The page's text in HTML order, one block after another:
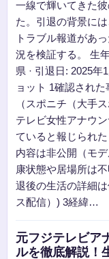
一線で輝いてきた
た。引退の背景に
トラブル報道があ
況を検証する。 生
県 · 引退日: 2025年
ョット 1確認され
（スポニチ（大手
テレビ女性アナウ
ていると報じられ
内容は非公開（モ
康状態や居場所は
退後の生活の詳細
ス配信）) 3経緯…
元フジテレビア
ルを徹底解説！